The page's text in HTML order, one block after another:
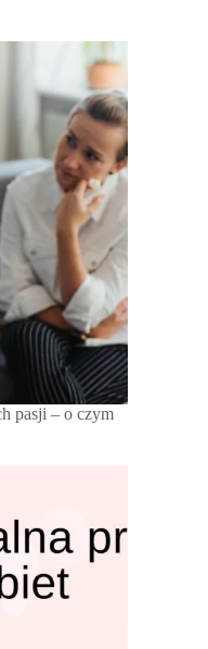
pasji – o czym